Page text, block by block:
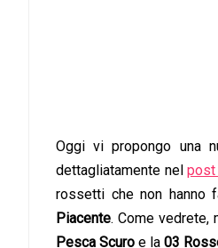
Oggi vi propongo una
dettagliatamente nelpost
rossetti che non hanno
Piacente. Come
Pesca Scuro e la 03